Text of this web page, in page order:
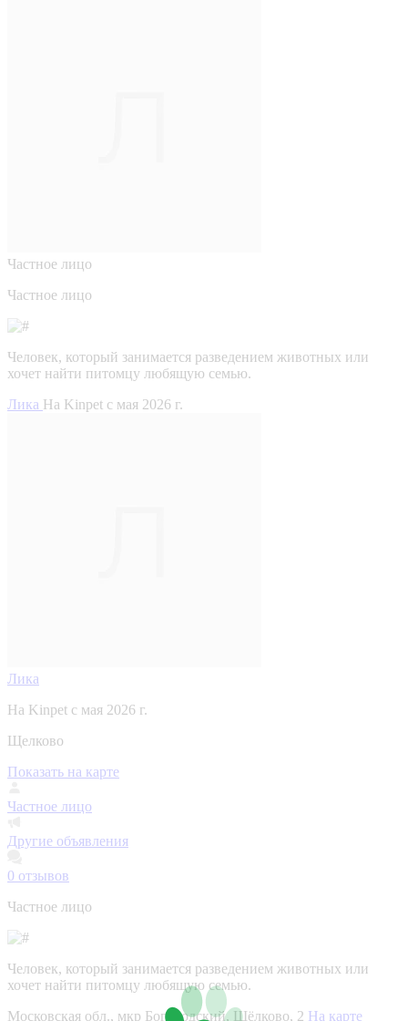
Частное лицо
Частное лицо
Человек, который занимается разведением животных или
хочет найти питомцу любящую семью.
Лика На Kinpet c мая 2026 г.
Лика
На Kinpet c мая 2026 г.
Щелково
Показать на карте
Частное лицо
Другие объявления
0 отзывов
Частное лицо
Человек, который занимается разведением животных или
хочет найти питомцу любящую семью.
Московская обл., мкр Богородский, Щёлково, 2 На карте